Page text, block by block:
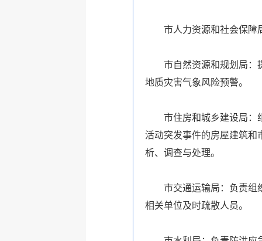
市人力资源和社会保障
市自然资源和规划局：
地质灾害气象风险预警。
市住房和城乡建设局：
活动突发事件的房屋建筑和
析、调查与处理。
市交通运输局：负责组
相关单位及时疏散人员。